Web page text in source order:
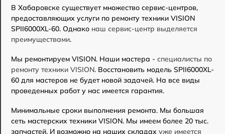
В Хабаровске существует множество сервис-центров,
предоставляющих услуги по ремонту техники VISION
SPII6000XL-60. Однако наш сервис-центр выделяется
преимуществами.
Мы ремонтируем VISION. Наши мастера - специалисты по
ремонту техники VISION. Восстановить модель SPII6000XL-
60 для мастеров не будет новой задачей. На все виды
проведенных работ у нас имеется гарантия.
Минимальные сроки выполнения ремонта. Мы большая
сеть мастерских техники VISION. Мы имеем более 20 тыс.
запчастей. И возможно на наших складах уже имеется